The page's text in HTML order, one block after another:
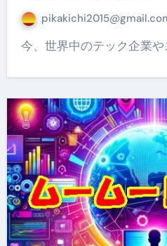
今、世界中のテック企業